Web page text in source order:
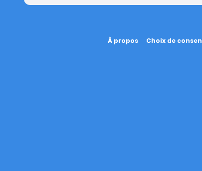
À propos Choix de